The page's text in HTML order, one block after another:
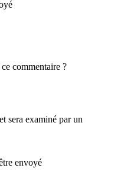
commentaire ?
sera examiné par un
envoyé